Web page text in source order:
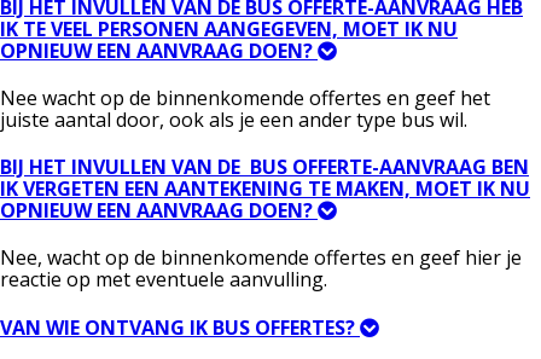
BIJ HET INVULLEN VAN DE BUS OFFERTE-AANVRAAG HEB
IK TE VEEL PERSONEN AANGEGEVEN, MOET IK NU
OPNIEUW EEN AANVRAAG DOEN?
Nee wacht op de binnenkomende offertes en geef het
juiste aantal door, ook als je een ander type bus wil.
BIJ HET INVULLEN VAN DE BUS OFFERTE-AANVRAAG BEN
IK VERGETEN EEN AANTEKENING TE MAKEN, MOET IK NU
OPNIEUW EEN AANVRAAG DOEN?
Nee, wacht op de binnenkomende offertes en geef hier je
reactie op met eventuele aanvulling.
VAN WIE ONTVANG IK BUS OFFERTES?